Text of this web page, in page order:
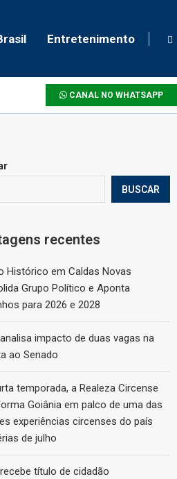
Entretenimento
CANAL NO WHATSAPP
BUSCAR
recentes
Histórico em Caldas Novas
Grupo Político e Aponta
para 2026 e 2028
impacto de duas vagas na
ao Senado
temporada, a Realeza Circense
Goiânia em palco de uma das
experiências circenses do país
de julho
título de cidadão